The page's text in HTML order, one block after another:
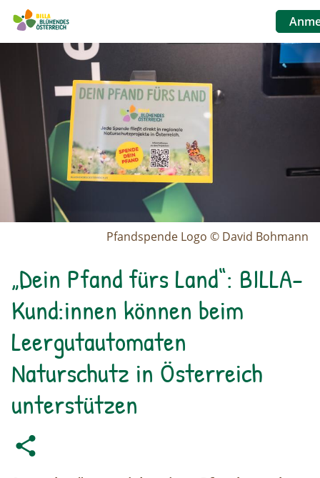
Inhalt
Image
Pfandspende Logo © David Bohmann
„Dein Pfand fürs Land“: BILLA-
Kund:innen können beim
Leergutautomaten
Naturschutz in Österreich
unterstützen